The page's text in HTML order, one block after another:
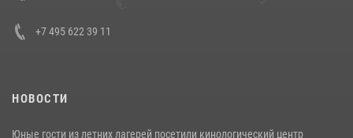
+7 495 622 39 11
НОВОСТИ
Юные гости из летних лагерей посетили кинологический центр